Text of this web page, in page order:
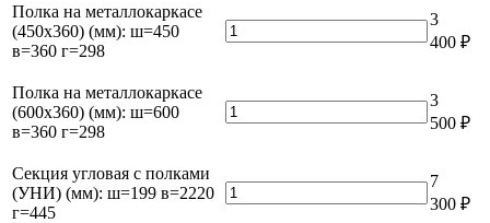
(УНИ)
(мм):
г=302
металлокаркасе
(400х720)
в=720
г=298
Полка на металлокаркасе
(450х360) (мм): ш=450
в=360 г=298
Количество
товара
металлокаркасе
(450х360)
в=360
г=298
3
400 ₽
Полка на металлокаркасе
(600х360) (мм): ш=600
в=360 г=298
Количество
товара
металлокаркасе
(600х360)
3
500 ₽
Секция угловая с полками
(УНИ) (мм): ш=199 в=2220
г=445
Количество
товара
7
300 ₽